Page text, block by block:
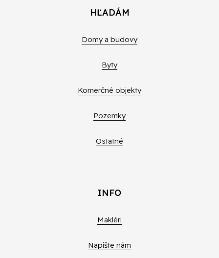
HĽADÁM
Domy a budovy
Byty
Komerčné objekty
Pozemky
Ostatné
INFO
Makléri
Napíšte nám